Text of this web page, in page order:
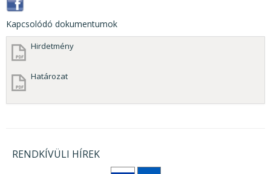
Kapcsolódó dokumentumok
Hirdetmény
Határozat
RENDKÍVÜLI HÍREK